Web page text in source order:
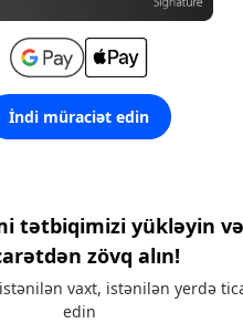
İndi müraciət edin
tətbiqimizi yükləyin və
zövq alın!
vaxt, istənilən yerdə
edin